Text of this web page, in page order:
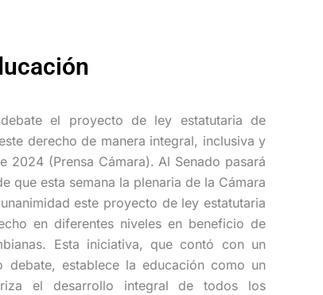
el proyecto de ley estatutaria de
derecho de manera integral, inclusiva y
2024 (Prensa Cámara). Al Senado pasará
que esta semana la plenaria de la Cámara
este proyecto de ley estatutaria
en diferentes niveles en beneficio de
Esta iniciativa, que contó con un
debate, establece la educación como un
el desarrollo integral de todos los